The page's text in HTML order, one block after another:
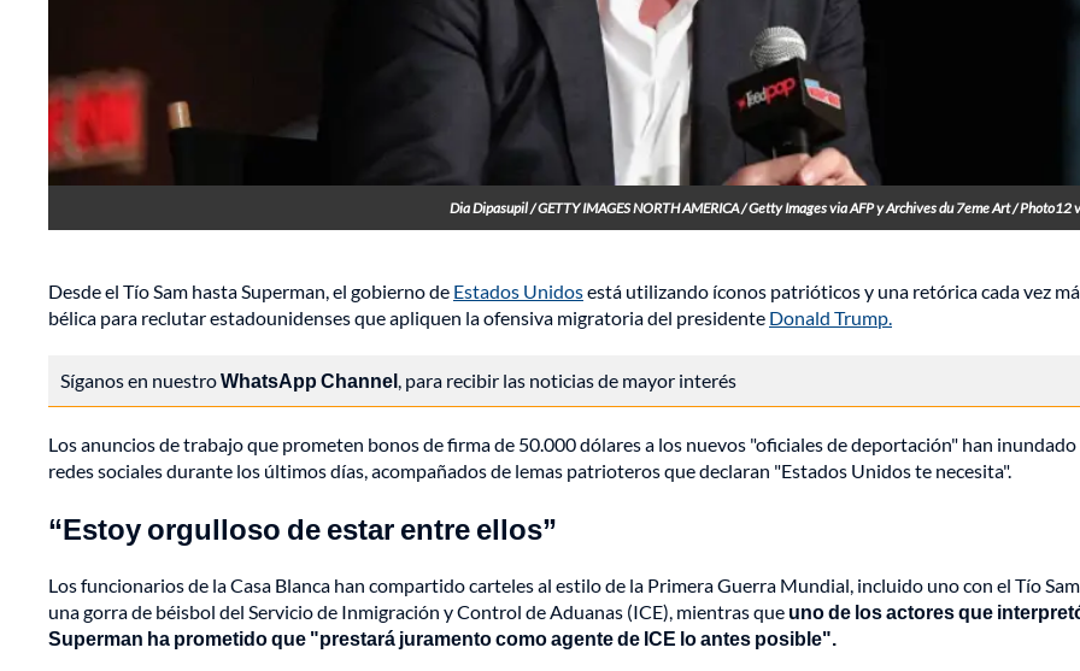
Dia Dipasupil / GETTY IMAGES NORTH AMERICA / Getty Images via AFP y Archives du 7eme Art / Photo12
Desde el Tío Sam hasta Superman, el gobierno de Estados Unidosestá utilizando íconos patrióticos y una retórica cada vez
bélica para reclutar estadounidenses que apliquen la ofensiva migratoria del presidente Donald Trump.
Síganos en nuestroWhatsApp Channel, para recibir las noticias de mayor interés
Los anuncios de trabajo que prometen bonos de firma de 50.000 dólares a los nuevos "oficiales de deportación" han inundado
redes sociales durante los últimos días, acompañados de lemas patrioteros que declaran "Estados Unidos te necesita".
“Estoy orgulloso de estar entre ellos”
Los funcionarios de la Casa Blanca han compartido carteles al estilo de la Primera Guerra Mundial, incluido uno con el Tío
una gorra de béisbol del Servicio de Inmigración y Control de Aduanas (ICE), mientras que uno de los actores que
Superman ha prometido que "prestará juramento como agente de ICE lo antes posible".